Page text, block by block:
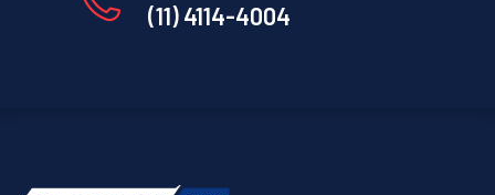
(11) 4114-4004